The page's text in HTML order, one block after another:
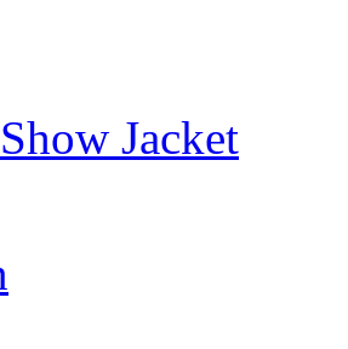
Jacket